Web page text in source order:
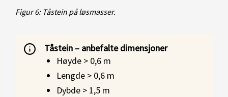
Figur 6: Tåstein på løsmasser.
Tåstein – anbefalte dimensjoner
Høyde > 0,6 m
Lengde > 0,6 m
Dybde > 1,5 m